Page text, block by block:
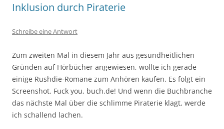
Inklusion durch Piraterie
Schreibe eine Antwort
Zum zweiten Mal in diesem Jahr aus gesundheitlichen
Gründen auf Hörbücher angewiesen, wollte ich gerade
einige Rushdie-Romane zum Anhören kaufen. Es folgt ein
Screenshot. Fuck you, buch.de! Und wenn die Buchbranche
das nächste Mal über die schlimme Piraterie klagt, werde
ich schallend lachen.